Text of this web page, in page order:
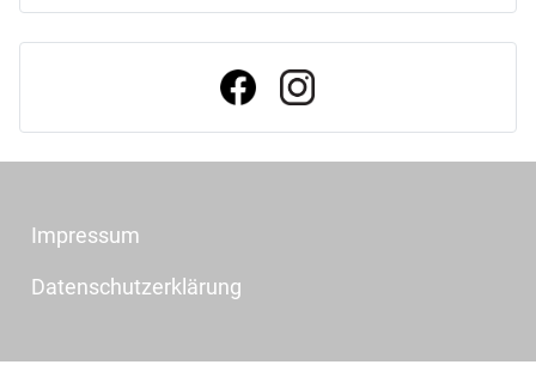
a
h
o
n
r a
t
Impressum
Datenschutzerklärung